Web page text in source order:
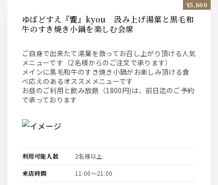
ゆばどすえ『饗』kyou 汲み上げ湯葉と黒毛和
牛のすき焼き小鍋を楽しむ会席
ご自身で出来たて湯葉を救ってお召し上がり頂ける人気
メニューです（2名様からのご注文で承ります）
メインに黒毛和牛のすき焼き小鍋がお楽しみ頂ける食
べ応えのあるオススメメニューです
お昼のご利用と飲み放題（1800円)は、前日迄のご予約
で承っております
¥5,800
利用可能人数 2名様以上
来店時間 11:00〜21:00